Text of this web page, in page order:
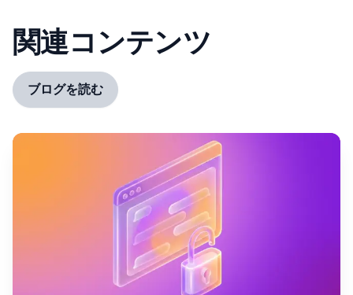
関連コンテンツ
ブログを読む